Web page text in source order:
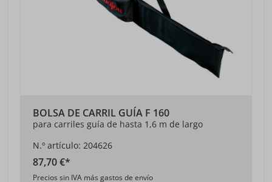
BOLSA DE CARRIL GUÍA F 160
para carriles guía de hasta 1,6 m de largo
N.º artículo: 204626
87,70 €*
Precios sin IVA más gastos de envío